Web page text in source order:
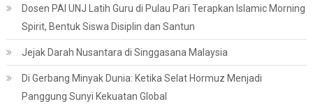
Dosen PAI UNJ Latih Guru di Pulau Pari Terapkan Islamic Morning
Spirit, Bentuk Siswa Disiplin dan Santun
Jejak Darah Nusantara di Singgasana Malaysia
Di Gerbang Minyak Dunia: Ketika Selat Hormuz Menjadi
Panggung Sunyi Kekuatan Global